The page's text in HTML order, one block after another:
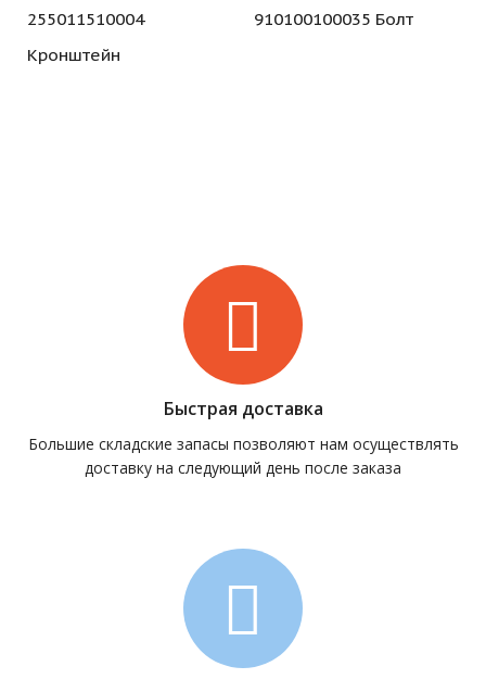
255011510004
Кронштейн
910100100035 Болт
Быстрая доставка
Большие складские запасы позволяют нам осуществлять
доставку на следующий день после заказа